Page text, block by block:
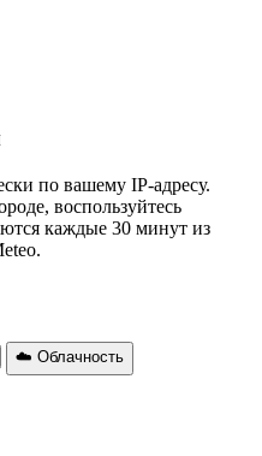
по вашему IP-адресу.
воспользуйтесь
каждые 30 минут из
☁️ Облачность